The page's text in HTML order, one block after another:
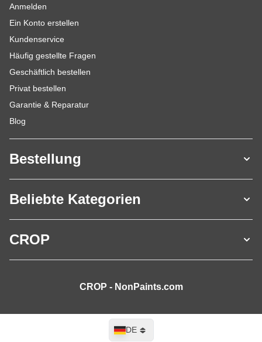
Anmelden
Ein Konto erstellen
Kundenservice
Häufig gestellte Fragen
Geschäftlich bestellen
Privat bestellen
Garantie & Reparatur
Blog
Bestellung
Beliebte Kategorien
CROP
CROP - NonPaints.com
Sprache
DE